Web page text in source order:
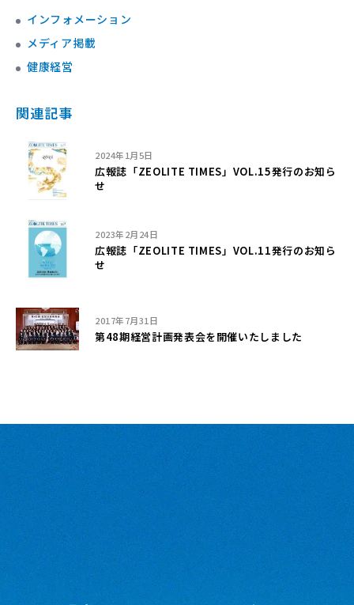
インフォメーション
メディア掲載
健康経営
関連記事
2024年1月5日
広報誌「ZEOLITE TIMES」VOL.15発行のお知ら
せ
2023年2月24日
広報誌「ZEOLITE TIMES」VOL.11発行のお知ら
せ
2017年7月31日
第48期経営計画発表会を開催いたしました